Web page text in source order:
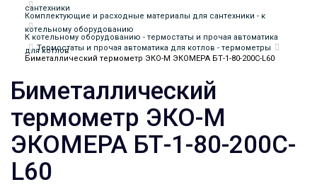
сантехники
Комплектующие и расходные материалы для сантехники - к
котельному оборудованию
К котельному оборудованию - термостаты и прочая автоматика
для котлов
Термостаты и прочая автоматика для котлов - термометры
Биметаллический термометр ЭКО-М ЭКОМЕРА БТ-1-80-200С-L60
Биметаллический
термометр ЭКО-М
ЭКОМЕРА БТ-1-80-200С-
L60